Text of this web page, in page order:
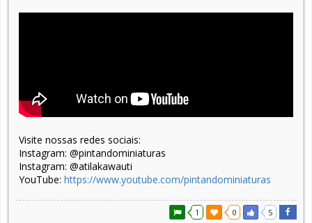
Visite nossas redes sociais:
Instagram: @pintandominiaturas
Instagram: @atilakawauti
YouTube: https://www.youtube.com/pintandominiaturas
1 0 5